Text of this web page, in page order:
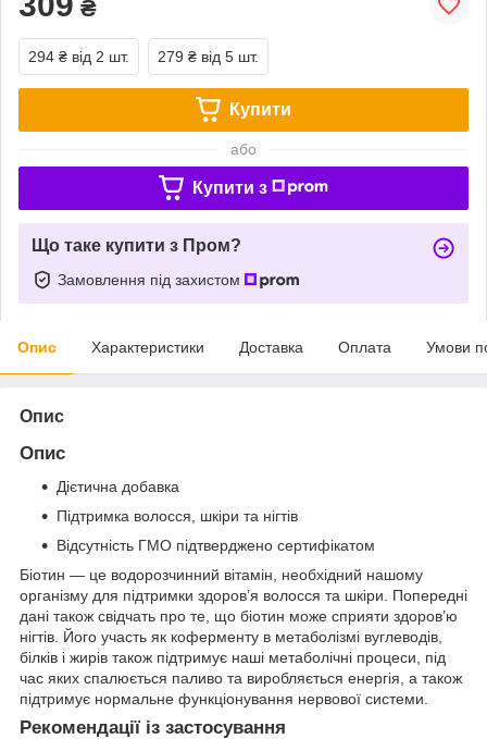
₴
294 ₴ від 2 шт. 279 ₴ від 5 шт.
Купити
або
Купити з
Що таке купити з Пром?
Замовлення під захистом
Опис Характеристики Доставка Оплата Умови
Опис
Опис
Дієтична добавка
Підтримка волосся, шкіри та нігтів
Відсутність ГМО підтверджено сертифікатом
Біотин — це водорозчинний вітамін, необхідний нашому
організму для підтримки здоров’я волосся та шкіри. Попередні
дані також свідчать про те, що біотин може сприяти здоров’ю
нігтів. Його участь як коферменту в метаболізмі вуглеводів,
білків і жирів також підтримує наші метаболічні процеси, під
час яких спалюється паливо та виробляється енергія, а також
підтримує нормальне функціонування нервової системи.
Рекомендації із застосування